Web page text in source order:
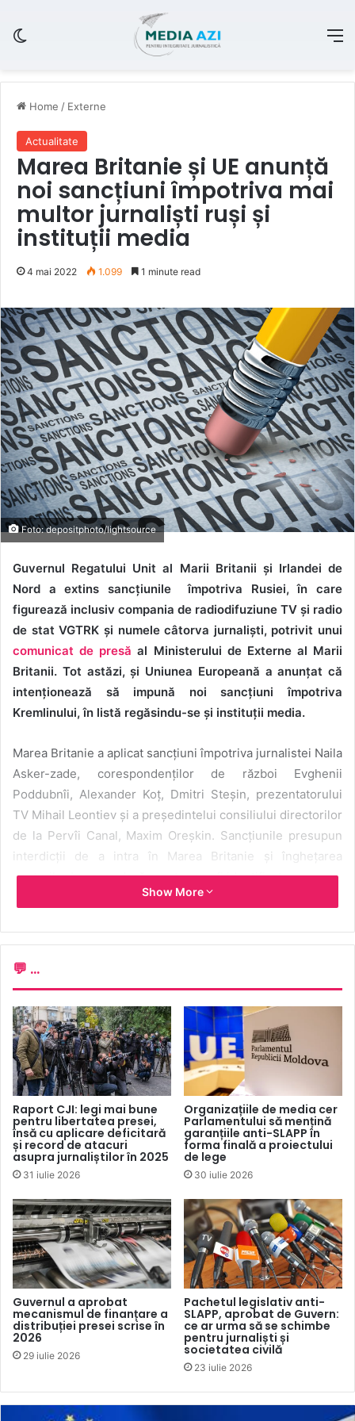
Home / Externe
Actualitate
Marea Britanie și UE anunță
noi sancțiuni împotriva mai
multor jurnaliști ruși și
instituții media
4 mai 2022 1.099 1 minute read
Foto: depositphoto/lightsource
Guvernul Regatului Unit al Marii Britanii și Irlandei de
Nord a extins sancțiunile împotriva Rusiei, în care
figurează inclusiv compania de radiodifuziune TV și radio
de stat VGTRK și numele câtorva jurnaliști, potrivit unui
comunicat de presă al Ministerului de Externe al Marii
Britanii. Tot astăzi, și Uniunea Europeană a anunțat că
intenționează să impună noi sancțiuni împotriva
Kremlinului, în listă regăsindu-se și instituții media.
Marea Britanie a aplicat sancțiuni împotriva jurnalistei Naila
Asker-zade, corespondenților de război Evghenii
Poddubnîi, Alexander Koț, Dmitri Steșin, prezentatorului
TV Mihail Leontiev și a președintelui consiliului directorilor
de la Pervîi Canal, Maxim Oreșkin. Sancțiunile presupun
interdicții de a intra în Marea Britanie și înghețarea
conturilor bancare dacă acestea vor fi identificate.
de-al șaselea pachet de sancțiuni care vizează inclusiv
pe undele noastre de transmisie”. „Nu li se va mai permite
să-și distribuie conținutul în UE sub nicio formă, fie prin
cablu, prin satelit, pe Internet sau prin aplicații pentru
smartphone. Am identificat aceste canale TV ca fiind
purtători de cuvânt care amplifică agresiv minciunile și
propaganda lui Putin. Nu ar trebui să le mai dăm un loc
pentru a răspândi aceste minciuni”, a declarat Ursula von
der Leyen.
Show More
💬 ...
Raport CJI: legi mai bune
pentru libertatea presei,
însă cu aplicare deficitară
și record de atacuri
asupra jurnaliștilor în 2025
31 iulie 2026
Organizațiile de media cer
Parlamentului să mențină
garanțiile anti-SLAPP în
forma finală a proiectului
de lege
30 iulie 2026
Guvernul a aprobat
mecanismul de finanțare a
distribuției presei scrise în
2026
29 iulie 2026
Pachetul legislativ anti-
SLAPP, aprobat de Guvern:
ce ar urma să se schimbe
pentru jurnaliști și
societatea civilă
23 iulie 2026